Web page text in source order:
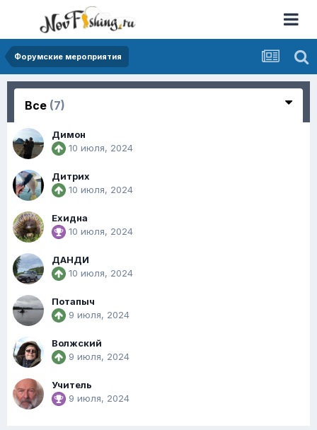
Форумские мероприятия
Все (7)
Димон
10 июля, 2024
Дитрих
10 июля, 2024
Ехидна
10 июля, 2024
ДАНДИ
10 июля, 2024
Потапыч
9 июля, 2024
Волжский
9 июля, 2024
Учитель
9 июля, 2024